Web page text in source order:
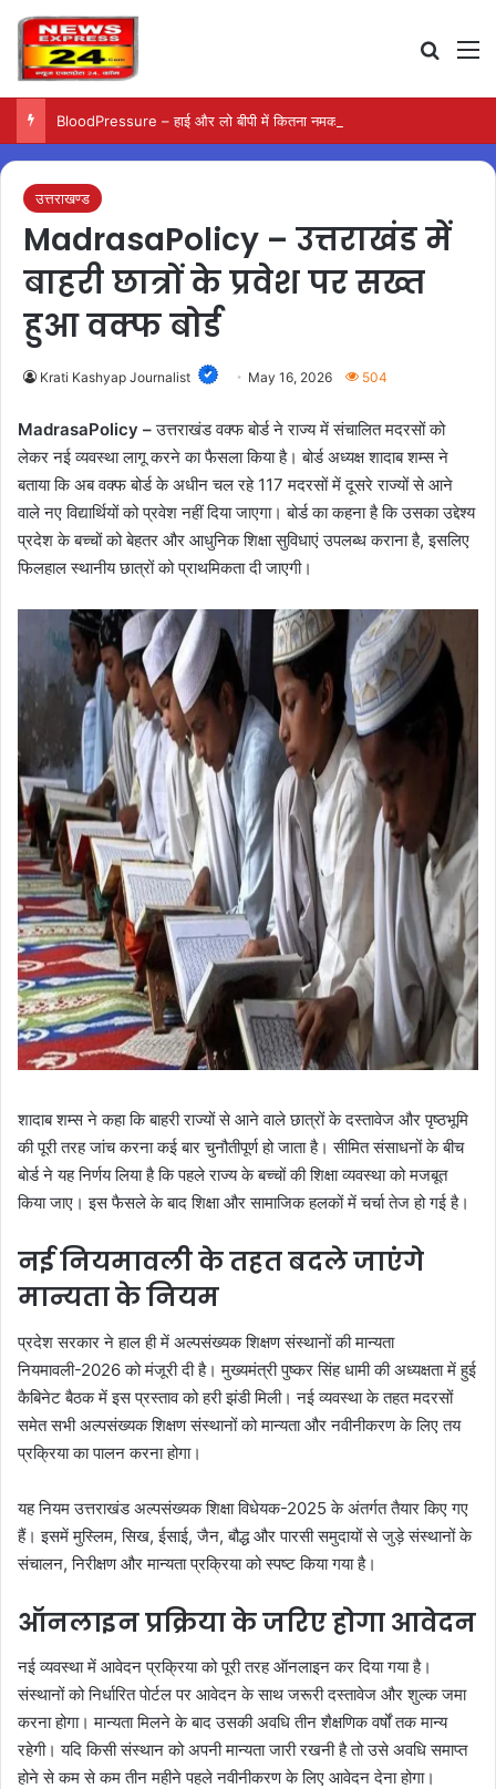
उत्तराखण्ड
MadrasaPolicy – उत्तराखंड में
बाहरी छात्रों के प्रवेश पर सख्त
हुआ वक्फ बोर्ड
Krati Kashyap Journalist May 16, 2026 504
MadrasaPolicy –उत्तराखंड वक्फ बोर्ड ने राज्य में संचालित मदरसों को
लेकर नई व्यवस्था लागू करने का फैसला किया है। बोर्ड अध्यक्ष शादाब शम्स ने
बताया कि अब वक्फ बोर्ड के अधीन चल रहे 117 मदरसों में दूसरे राज्यों से आने
वाले नए विद्यार्थियों को प्रवेश नहीं दिया जाएगा। बोर्ड का कहना है कि उसका उद्देश्य
प्रदेश के बच्चों को बेहतर और आधुनिक शिक्षा सुविधाएं उपलब्ध कराना है, इसलिए
फिलहाल स्थानीय छात्रों को प्राथमिकता दी जाएगी।
शादाब शम्स ने कहा कि बाहरी राज्यों से आने वाले छात्रों के दस्तावेज और पृष्ठभूमि
की पूरी तरह जांच करना कई बार चुनौतीपूर्ण हो जाता है। सीमित संसाधनों के बीच
बोर्ड ने यह निर्णय लिया है कि पहले राज्य के बच्चों की शिक्षा व्यवस्था को मजबूत
किया जाए। इस फैसले के बाद शिक्षा और सामाजिक हलकों में चर्चा तेज हो गई है।
नई नियमावली के तहत बदले जाएंगे
मान्यता के नियम
प्रदेश सरकार ने हाल ही में अल्पसंख्यक शिक्षण संस्थानों की मान्यता
नियमावली-2026 को मंजूरी दी है। मुख्यमंत्री पुष्कर सिंह धामी की अध्यक्षता में हुई
कैबिनेट बैठक में इस प्रस्ताव को हरी झंडी मिली। नई व्यवस्था के तहत मदरसों
समेत सभी अल्पसंख्यक शिक्षण संस्थानों को मान्यता और नवीनीकरण के लिए तय
प्रक्रिया का पालन करना होगा।
यह नियम उत्तराखंड अल्पसंख्यक शिक्षा विधेयक-2025 के अंतर्गत तैयार किए गए
हैं। इसमें मुस्लिम, सिख, ईसाई, जैन, बौद्ध और पारसी समुदायों से जुड़े संस्थानों के
संचालन, निरीक्षण और मान्यता प्रक्रिया को स्पष्ट किया गया है।
ऑनलाइन प्रक्रिया के जरिए होगा आवेदन
नई व्यवस्था में आवेदन प्रक्रिया को पूरी तरह ऑनलाइन कर दिया गया है।
संस्थानों को निर्धारित पोर्टल पर आवेदन के साथ जरूरी दस्तावेज और शुल्क जमा
करना होगा। मान्यता मिलने के बाद उसकी अवधि तीन शैक्षणिक वर्षों तक मान्य
रहेगी। यदि किसी संस्थान को अपनी मान्यता जारी रखनी है तो उसे अवधि समाप्त
होने से कम से कम तीन महीने पहले नवीनीकरण के लिए आवेदन देना होगा।